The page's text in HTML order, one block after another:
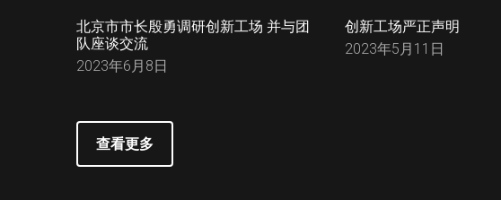
北京市市长殷勇调研创新工场 并与团
队座谈交流
2023年6月8日
创新工场严正声明
2023年5月11日
查看更多